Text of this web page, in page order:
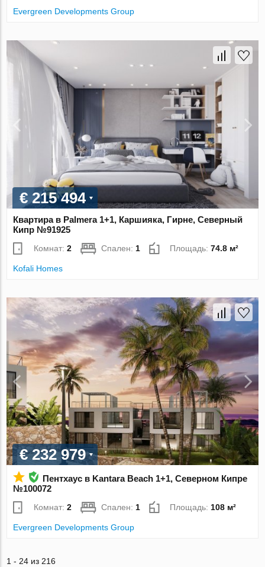
Evergreen Developments Group
€ 215 494
Квартира в Palmera 1+1, Каршияка, Гирне, Северный
Кипр №91925
Комнат:2 Спален: 1 Площадь:74.8 м²
Kofali Homes
€ 232 979
Пентхаус в Kantara Beach 1+1, Северном Кипре
№100072
Комнат:2 Спален:1 Площадь:108 м²
Evergreen Developments Group
1 - 24 из 216